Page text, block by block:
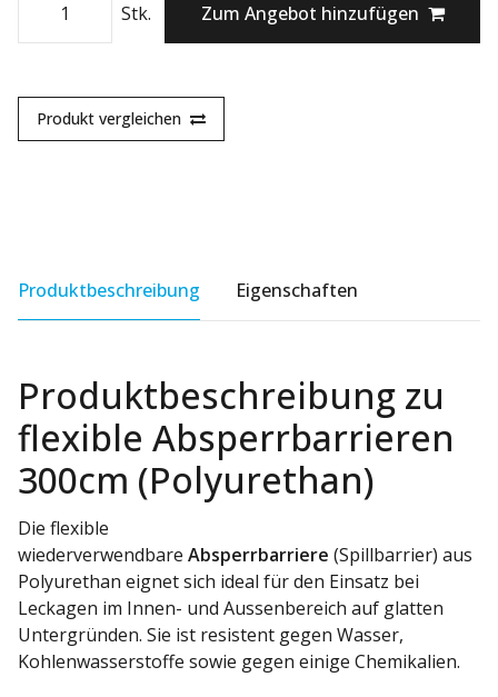
Stk. Zum Angebot hinzufügen
Produkt vergleichen
Produktbeschreibung Eigenschaften
Produktbeschreibung zu
flexible Absperrbarrieren
300cm (Polyurethan)
Die flexible
wiederverwendbare Absperrbarriere (Spillbarrier) aus
Polyurethan eignet sich ideal für den Einsatz bei
Leckagen im Innen- und Aussenbereich auf glatten
Untergründen. Sie ist resistent gegen Wasser,
Kohlenwasserstoffe sowie gegen einige Chemikalien.